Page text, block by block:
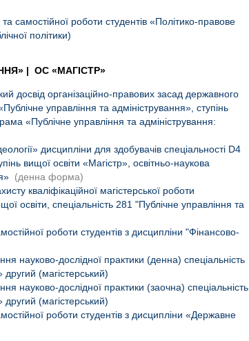
самостійної роботи студентів «Політико-правове
політики)
| ОС «МАГІСТР»
досвід організаційно-правових засад державного
управління та адміністрування», ступінь
«Публічне управління та адміністрування:
дисципліни для здобувачів спеціальності D4
вищої освіти «Магістр», освітньо-наукова
(денна форма)
кваліфікаційної магістерської роботи
освіти, спеціальність 281 "Публічне управління та
роботи студентів з дисципліни "Фінансово-
науково-дослідної практики (денна) спеціальність
(магістерський)
науково-дослідної практики (заочна) спеціальність
(магістерський)
роботи студентів з дисципліни «Державне